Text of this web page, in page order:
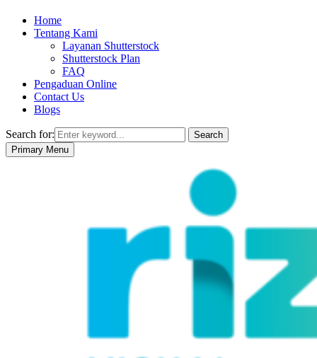
Home
Tentang Kami
Layanan Shutterstock
Shutterstock Plan
FAQ
Pengaduan Online
Contact Us
Blogs
Search for:
Search
Primary Menu